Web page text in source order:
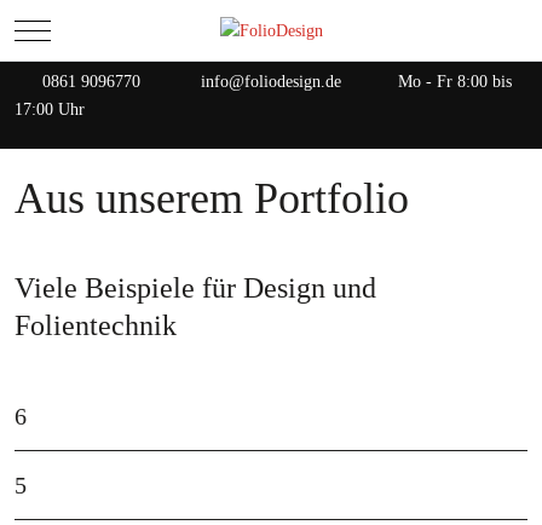
Mobile Menu Toggle
0861 9096770 info@foliodesign.de
Mo - Fr 8:00 bis
17:00 Uhr
Aus unserem Portfolio
Viele Beispiele für Design und
Folientechnik
6
5